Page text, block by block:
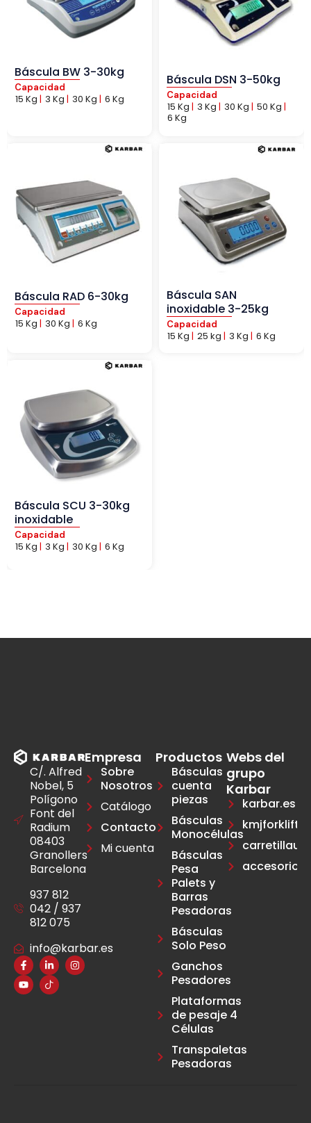
Báscula BW 3-30kg
Capacidad
15 Kg | 3 Kg | 30 Kg | 6 Kg
Báscula DSN 3-50kg
Capacidad
15 Kg | 3 Kg | 30 Kg | 50 Kg |
6 Kg
Báscula RAD 6-30kg
Capacidad
15 Kg | 30 Kg | 6 Kg
Báscula SAN
inoxidable 3-25kg
Capacidad
15 Kg | 25 kg | 3 Kg | 6 Kg
Báscula SCU 3-30kg
inoxidable
Capacidad
15 Kg | 3 Kg | 30 Kg | 6 Kg
C/. Alfred
Nobel, 5
Polígono
Font del
Radium
08403
Granollers
Barcelona
937 812
042 / 937
812 075
info@karbar.es
Empresa
Sobre
Nosotros
Catálogo
Contacto
Mi cuenta
Productos
Básculas
cuenta
piezas
Básculas
Monocélulas
Básculas
Pesa
Palets y
Barras
Pesadoras
Básculas
Solo Peso
Ganchos
Pesadores
Plataformas
de pesaje 4
Células
Transpaletas
Pesadoras
Webs del
grupo
Karbar
karbar.es